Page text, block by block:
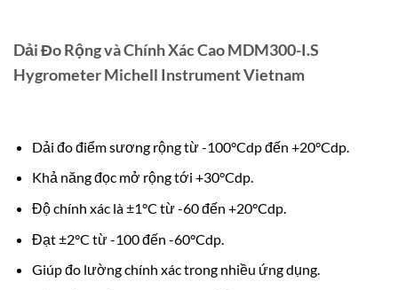
Dải Đo Rộng và Chính Xác Cao MDM300-I.S
Hygrometer Michell Instrument Vietnam
Dải đo điểm sương rộng từ -100°Cdp đến +20°Cdp.
Khả năng đọc mở rộng tới +30°Cdp.
Độ chính xác là ±1°C từ -60 đến +20°Cdp.
Đạt ±2°C từ -100 đến -60°Cdp.
Giúp đo lường chính xác trong nhiều ứng dụng.